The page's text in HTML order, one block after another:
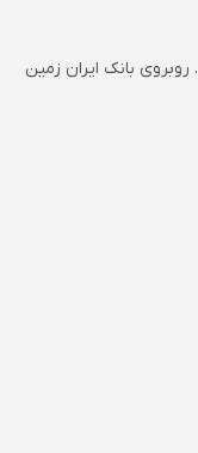
دفتر مرکزی: صادقیه . بین فلکه اول و دوم . پلاک 1132 . روبروی بانک ایران زمین